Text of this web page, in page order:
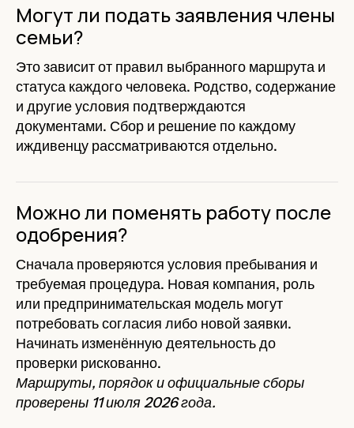
Могут ли подать заявления члены
семьи?
Это зависит от правил выбранного маршрута и
статуса каждого человека. Родство, содержание
и другие условия подтверждаются
документами. Сбор и решение по каждому
иждивенцу рассматриваются отдельно.
Можно ли поменять работу после
одобрения?
Сначала проверяются условия пребывания и
требуемая процедура. Новая компания, роль
или предпринимательская модель могут
потребовать согласия либо новой заявки.
Начинать изменённую деятельность до
проверки рискованно.
Маршруты, порядок и официальные сборы
проверены 11 июля 2026 года.